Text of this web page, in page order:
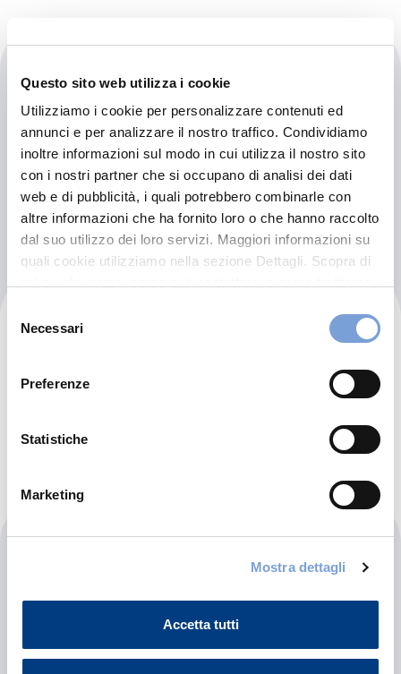
Questo sito web utilizza i cookie
Utilizziamo i cookie per personalizzare contenuti ed
annunci e per analizzare il nostro traffico. Condividiamo
inoltre informazioni sul modo in cui utilizza il nostro sito
con i nostri partner che si occupano di analisi dei dati
web e di pubblicità, i quali potrebbero combinarle con
altre informazioni che ha fornito loro o che hanno raccolto
dal suo utilizzo dei loro servizi. Maggiori informazioni su
quali cookie utilizziamo nella sezione Dettagli. Scopra di
può trovare nel footer del sito nella sezione "Informativa
delNecessari
Preferenze
Statistiche
Marketing
Mostra dettagli
Accetta tutti
Clinique Les Lilas
Route De Tixaraine Said Hamdine Tixaraine Said
Hamdine Alger
Alger (01)
Indicazioni
Clinique Lotus
Alger (01)
Clinique Solyna
Indicazioni